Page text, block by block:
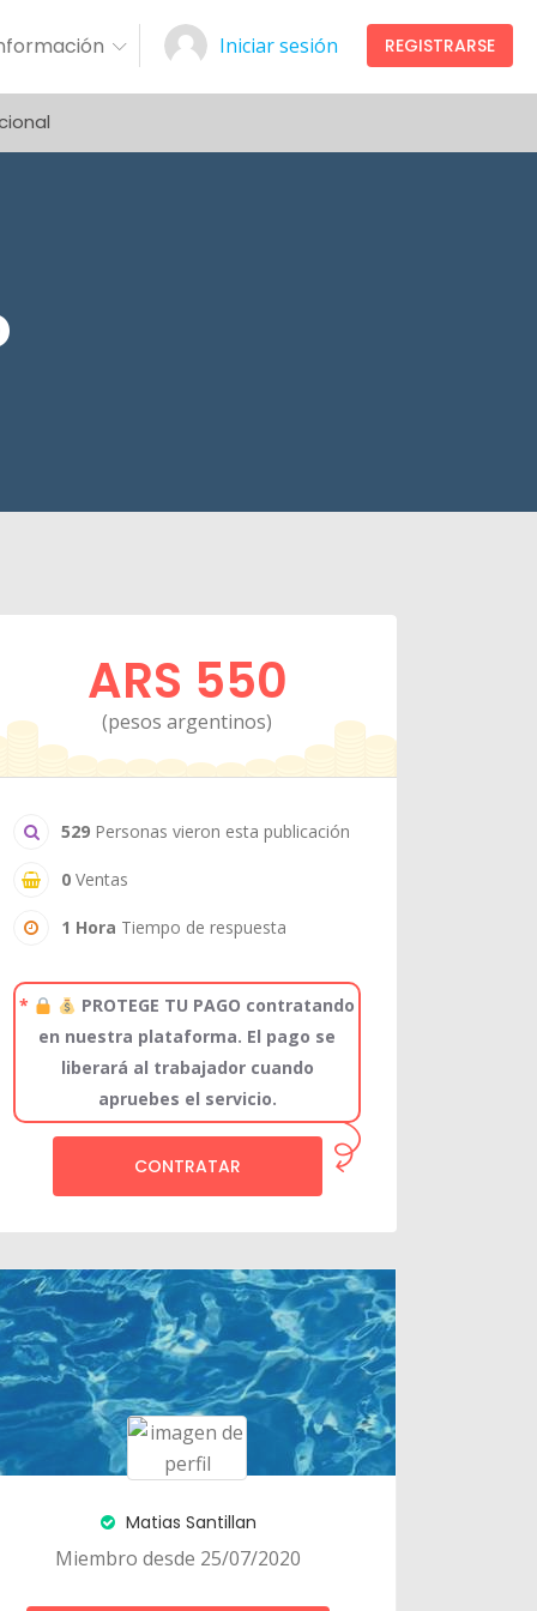
Iniciar sesión REGISTRARSE
ARS 550
(pesos argentinos)
529 Personas vieron esta publicación
0 Ventas
1 Hora Tiempo de respuesta
*
PROTEGE TU PAGO contratando
en nuestra plataforma. El pago se
liberará al trabajador cuando
apruebes el servicio.
CONTRATAR
Matias Santillan
Miembro desde 25/07/2020